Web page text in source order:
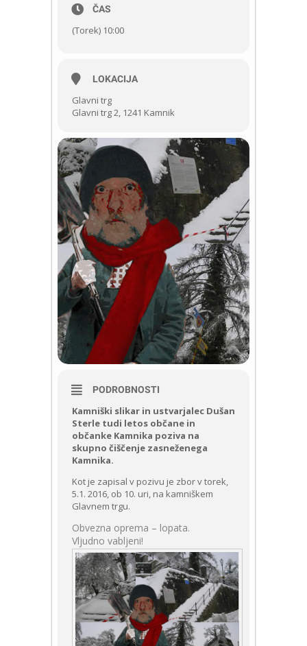
ČAS
(Torek) 10:00
LOKACIJA
Glavni trg
Glavni trg 2, 1241 Kamnik
PODROBNOSTI
Kamniški slikar in ustvarjalec Dušan
Sterle tudi letos občane in
občanke Kamnika poziva na
skupno čiščenje zasneženega
Kamnika.
Kot je zapisal v pozivu je zbor v torek,
5.1. 2016, ob 10. uri, na kamniškem
Glavnem trgu.
Obvezna oprema – lopata.
Vljudno vabljeni!